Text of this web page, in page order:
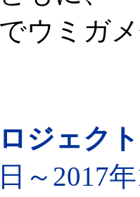
ウミガ
ジェク
～2017